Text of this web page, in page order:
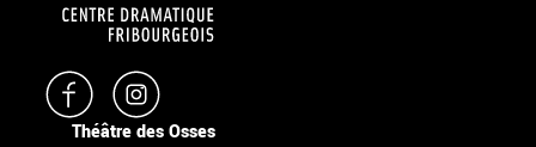
Théâtre des Osses